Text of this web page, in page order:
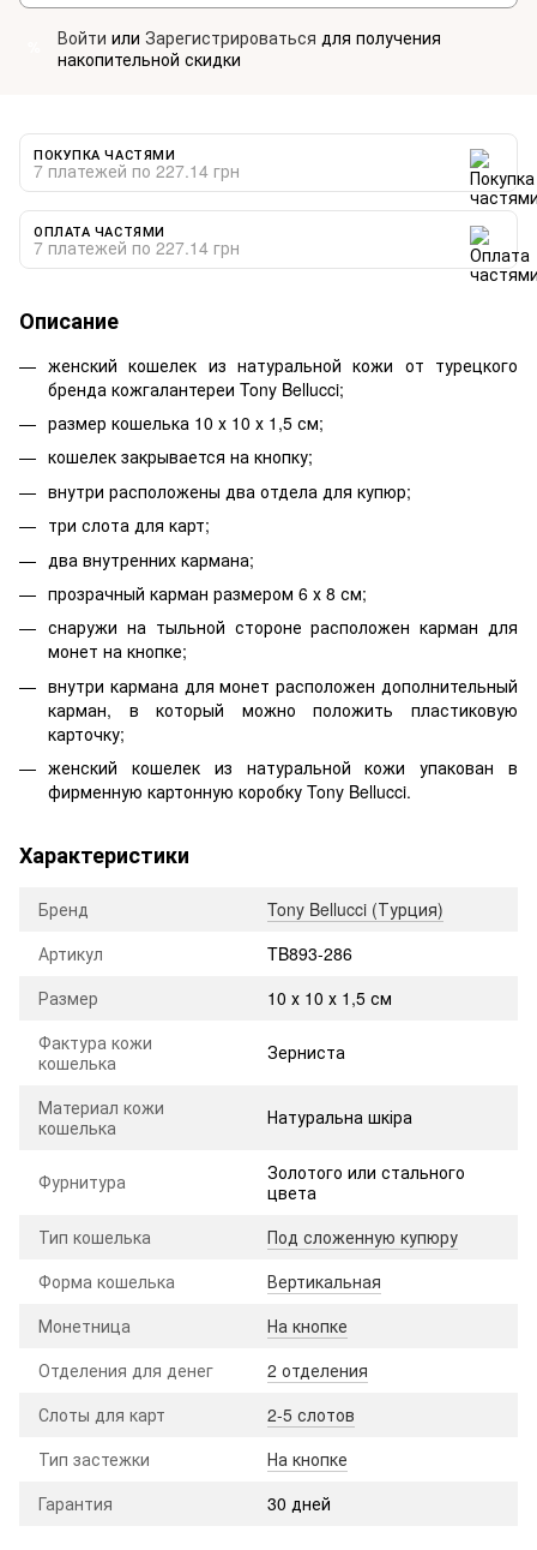
Войти или Зарегистрироваться для получения
накопительной скидки
ПОКУПКА ЧАСТЯМИ
7 платежей по 227.14 грн
ОПЛАТА ЧАСТЯМИ
7 платежей по 227.14 грн
Описание
женский кошелек из натуральной кожи от турецкого
бренда кожгалантереи Tony Bellucci;
размер кошелька 10 х 10 х 1,5 см;
кошелек закрывается на кнопку;
внутри расположены два отдела для купюр;
три слота для карт;
два внутренних кармана;
прозрачный карман размером 6 х 8 см;
снаружи на тыльной стороне расположен карман для
монет на кнопке;
внутри кармана для монет расположен дополнительный
карман, в который можно положить пластиковую
карточку;
женский кошелек из натуральной кожи упакован в
фирменную картонную коробку Tony Bellucci.
Характеристики
Бренд
Tony Bellucci (Турция)
Артикул
TB893-286
Размер
10 х 10 х 1,5 см
Фактура кожи
кошелька
Зерниста
Материал кожи
кошелька
Натуральна шкіра
Фурнитура
Золотого или стального
цвета
Тип кошелька
Под сложенную купюру
Форма кошелька
Вертикальная
Монетница
На кнопке
Отделения для денег
2 отделения
Слоты для карт
2-5 слотов
Тип застежки
На кнопке
Гарантия
30 дней